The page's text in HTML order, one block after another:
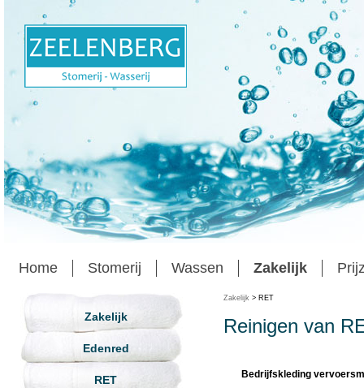
Home Stomerij Wassen Zakelijk
Zakelijk
Edenred
RET
Zakelijk > RET
Reinigen van
Bedrijfskleding